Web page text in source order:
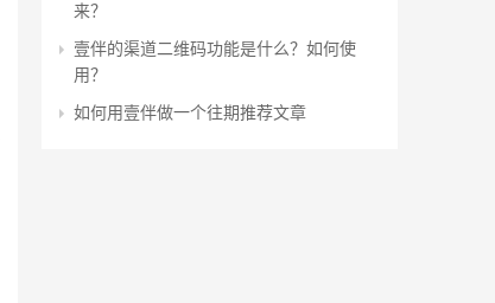
来？
壹伴的渠道二维码功能是什么？如何使
用？
如何用壹伴做一个往期推荐文章